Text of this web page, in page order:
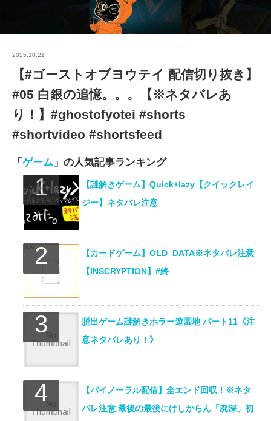
2025.10.21
【#ゴーストオブヨウテイ 配信切り抜き】
#05 白銀の追憶。。。【※ネタバレあ
り！】#ghostofyotei #shorts
#shortvideo #shortsfeed
「 ゲーム 」の人気記事ランキング
【謎解きゲーム】Quick+lazy【クイックレイ
ジー】ネタバレ注意
【カードゲーム】OLD_DATA※ネタバレ注意
【INSCRYPTION】#終
脱出ゲーム謎解きホラー遊園地 パート11《注
意ネタバレあり！》
【バイノーラル配信】全エンド回収！※ネタ
バレ注意 最後の最後にけしからん「廃深」初